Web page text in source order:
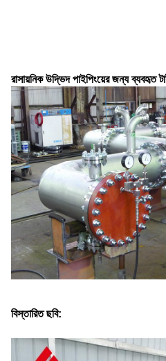
রাসায়নিক উদ্ভিদ পাইপিংয়ের জন্য ব্যবহৃত
বিস্তারিত ছবি: